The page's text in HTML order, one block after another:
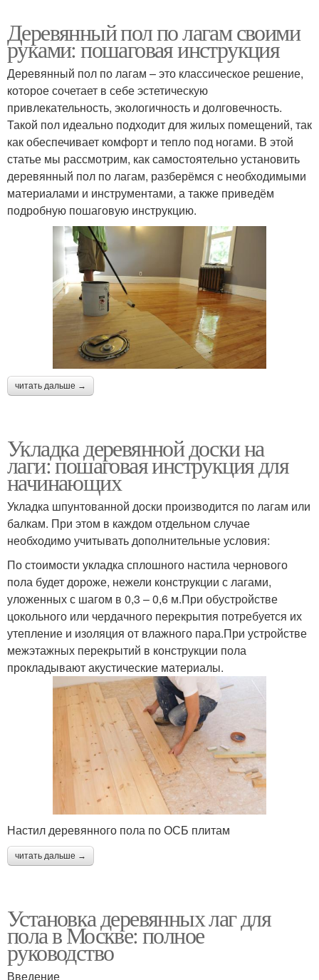
Деревянный пол по лагам своими
руками: пошаговая инструкция
Деревянный пол по лагам – это классическое решение,
которое сочетает в себе эстетическую
привлекательность, экологичность и долговечность.
Такой пол идеально подходит для жилых помещений, так
как обеспечивает комфорт и тепло под ногами. В этой
статье мы рассмотрим, как самостоятельно установить
деревянный пол по лагам, разберёмся с необходимыми
материалами и инструментами, а также приведём
подробную пошаговую инструкцию.
читать дальше →
Укладка деревянной доски на
лаги: пошаговая инструкция для
начинающих
Укладка шпунтованной доски производится по лагам или
балкам. При этом в каждом отдельном случае
необходимо учитывать дополнительные условия:
По стоимости укладка сплошного настила чернового
пола будет дороже, нежели конструкции с лагами,
уложенных с шагом в 0,3 – 0,6 м.При обустройстве
цокольного или чердачного перекрытия потребуется их
утепление и изоляция от влажного пара.При устройстве
межэтажных перекрытий в конструкции пола
прокладывают акустические материалы.
Настил деревянного пола по ОСБ плитам
читать дальше →
Установка деревянных лаг для
пола в Москве: полное
руководство
Введение